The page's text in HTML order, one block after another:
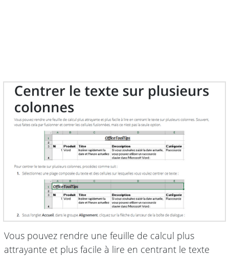
Vous pouvez rendre une feuille de calcul plus
attrayante et plus facile à lire en centrant le texte